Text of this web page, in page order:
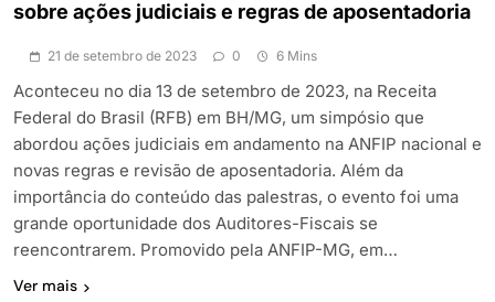
sobre ações judiciais e regras de aposentadoria
21 de setembro de 2023 0 6 Mins
Aconteceu no dia 13 de setembro de 2023, na Receita
Federal do Brasil (RFB) em BH/MG, um simpósio que
abordou ações judiciais em andamento na ANFIP nacional e
novas regras e revisão de aposentadoria. Além da
importância do conteúdo das palestras, o evento foi uma
grande oportunidade dos Auditores-Fiscais se
reencontrarem. Promovido pela ANFIP-MG, em…
Ver mais